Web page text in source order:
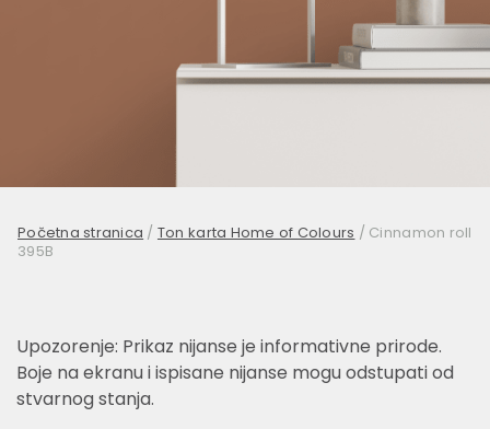
Početna stranica / Ton karta Home of Colours / Cinnamon roll
395B
Upozorenje: Prikaz nijanse je informativne prirode.
Boje na ekranu i ispisane nijanse mogu odstupati od
stvarnog stanja.